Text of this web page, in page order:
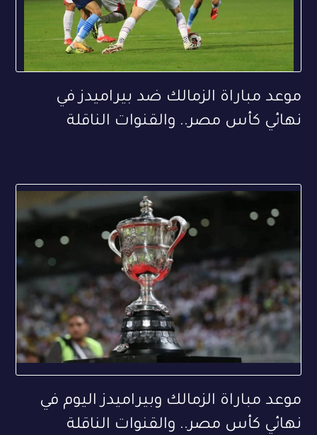
موعد مباراة الزمالك ضد بيراميدز في
نهائي كأس مصر.. والقنوات الناقلة
موعد مباراة الزمالك وبيراميدز اليوم في
نهائي كأس مصر.. والقنوات الناقلة